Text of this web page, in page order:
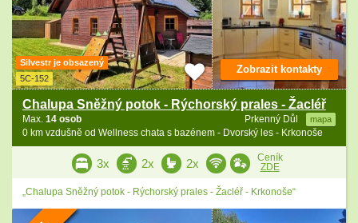
Silvestr je obsazený
5C-152
Chalupa Sněžný potok - Rýchorský prales - Žacléř
Prkenný Důl mapa
Max. 14 osob
0 km vzdušně od Wellness chata s bazénem - Dvorský les - Krkonoše
Zobrazit kontakty
3x 2x 2x
Ceník
ZDE
„Chalupa Sněžný potok - Rýchorský prales - Žacléř - Krkonoše“